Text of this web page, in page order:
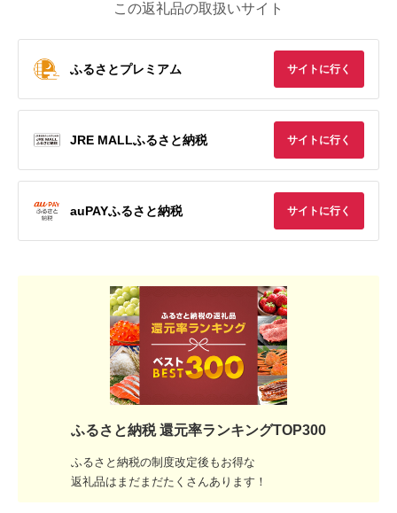
この返礼品の取扱いサイト
ふるさとプレミアム サイトに行く
JRE MALLふるさと納税 サイトに行く
auPAYふるさと納税 サイトに行く
ふるさと納税 還元率ランキングTOP300
ふるさと納税の制度改定後もお得な
返礼品はまだまだたくさんあります！